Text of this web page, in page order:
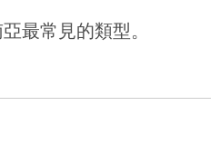
最常見的類型。